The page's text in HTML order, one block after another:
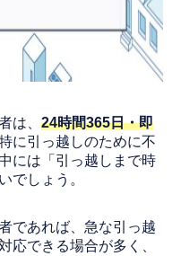
は、 24時間365日・即
に引っ越しのために不
には「引っ越しまで時
でしょう。
であれば、急な引っ越
応できる場合が多く、